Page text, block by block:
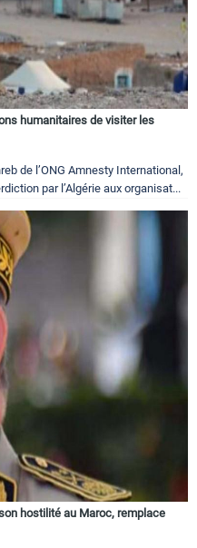
humanitaires de visiter les
de l’ONG Amnesty International,
par l’Algérie aux organisat...
hostilité au Maroc, remplace